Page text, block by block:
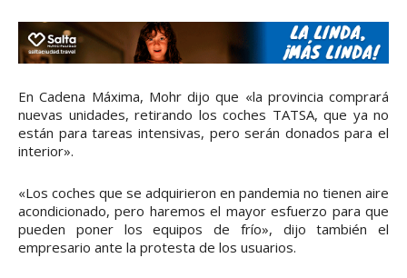
En Cadena Máxima, Mohr dijo que «la provincia comprará
nuevas unidades, retirando los coches TATSA, que ya no
están para tareas intensivas, pero serán donados para el
interior».
«Los coches que se adquirieron en pandemia no tienen aire
acondicionado, pero haremos el mayor esfuerzo para que
pueden poner los equipos de frío», dijo también el
empresario ante la protesta de los usuarios.